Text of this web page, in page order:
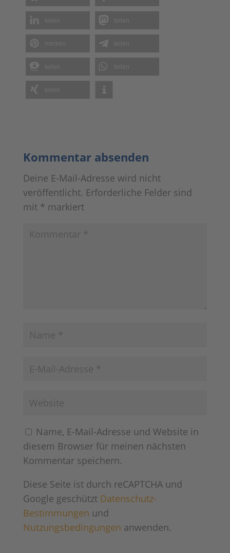
teilen teilen
teilen
teilen teilen
teilen
Kommentar absenden
Deine E-Mail-Adresse wird nicht
veröffentlicht. Erforderliche Felder sind
mit * markiert
Name, E-Mail-Adresse und Website in
diesem Browser für meinen nächsten
Kommentar speichern.
Diese Seite ist durch reCAPTCHA und
Google geschützt Datenschutz-
Bestimmungen und
Nutzungsbedingungen anwenden.